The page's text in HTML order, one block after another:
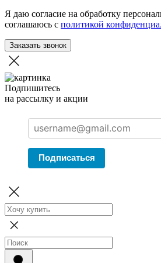
Я даю согласие на обработку
соглашаюсь с политикой
Заказать звонок
Подпишитесь
на рассылку и акции
Подписаться